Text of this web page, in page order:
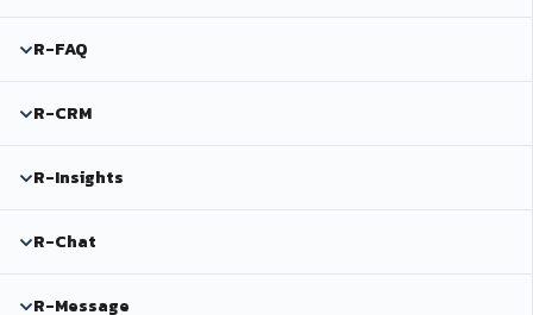
R-FAQ
R-CRM
R-Insights
R-Chat
R-Message